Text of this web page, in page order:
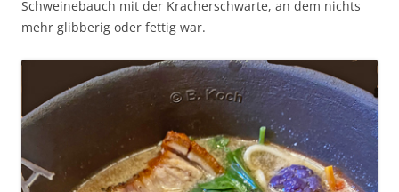
Schweinebauch mit der Kracherschwarte, an dem nichts
mehr glibberig oder fettig war.